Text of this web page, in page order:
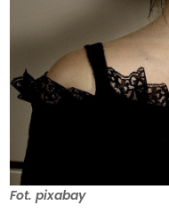
Fot. pixabay